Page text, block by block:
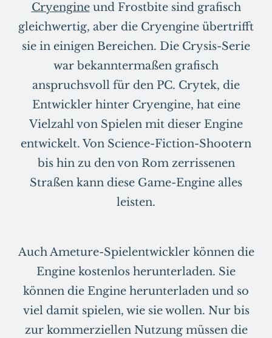
Cryengineund Frostbite sind grafisch
gleichwertig, aber die Cryengine übertrifft
sie in einigen Bereichen. Die Crysis-Serie
war bekanntermaßen grafisch
anspruchsvoll für den PC. Crytek, die
Entwickler hinter Cryengine, hat eine
Vielzahl von Spielen mit dieser Engine
entwickelt. Von Science-Fiction-Shootern
bis hin zu den von Rom zerrissenen
Straßen kann diese Game-Engine alles
leisten.
Auch Ameture-Spielentwickler können die
Engine kostenlos herunterladen. Sie
können die Engine herunterladen und so
viel damit spielen, wie sie wollen. Nur bis
zur kommerziellen Nutzung müssen die